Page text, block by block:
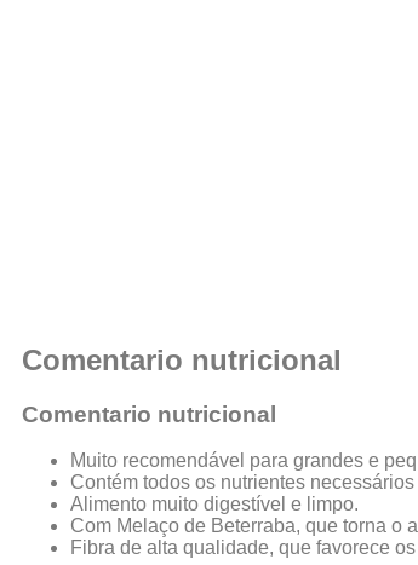
Comentario nutricional
Comentario nutricional
Muito recomendável para grandes e
Contém todos os nutrientes
Alimento muito digestível e limpo.
Com Melaço de Beterraba, que torna o
Fibra de alta qualidade, que favorece